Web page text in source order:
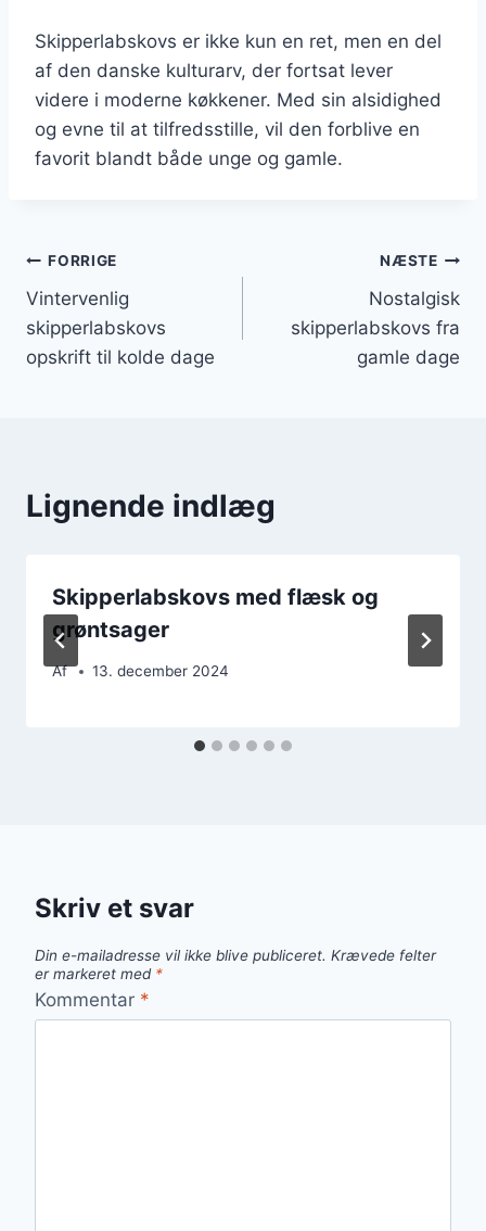
Skipperlabskovs er ikke kun en ret, men en del
af den danske kulturarv, der fortsat lever
videre i moderne køkkener. Med sin alsidighed
og evne til at tilfredsstille, vil den forblive en
favorit blandt både unge og gamle.
Indlægsnavigation
FORRIGE
Vintervenlig
skipperlabskovs
opskrift til kolde dage
NÆSTE
Nostalgisk
skipperlabskovs fra
gamle dage
Lignende indlæg
Skipperlabskovs med flæsk og
grøntsager
Af 13. december 2024
Skriv et svar
Din e-mailadresse vil ikke blive publiceret. Krævede felter
er markeret med *
Kommentar *